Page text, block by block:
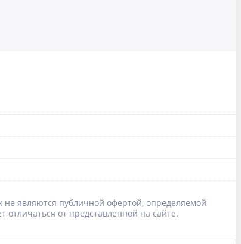
являются публичной офертой, определяемой
от представленной на сайте.